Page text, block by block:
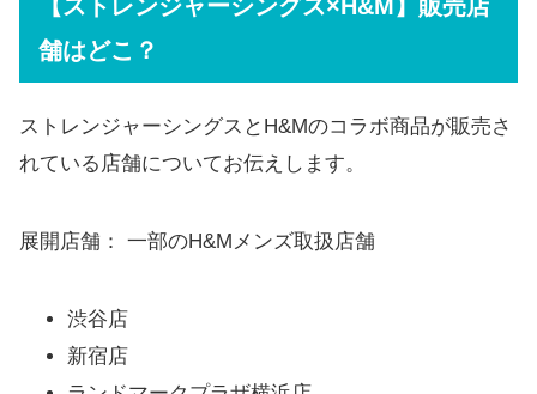
【ストレンジャーシングス×H&M】販売店
舗はどこ？
ストレンジャーシングスとH&Mのコラボ商品が販売さ
れている店舗についてお伝えします。
展開店舗： 一部のH&Mメンズ取扱店舗
渋谷店
新宿店